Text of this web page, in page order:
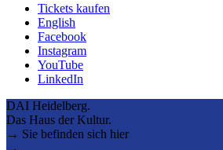
Tickets kaufen
English
Facebook
Instagram
YouTube
LinkedIn
DAI Heidelberg.
Das Haus der Kultur.
→ Sie befinden sich hier